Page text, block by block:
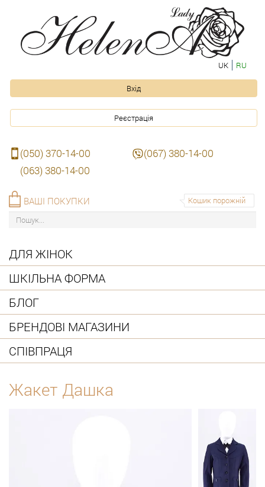
UK RU
Вхід
Реєстрація
(050) 370-14-00
(067) 380-14-00
(063) 380-14-00
Кошик порожній
ВАШІ ПОКУПКИ
ДЛЯ ЖІНОК
ШКІЛЬНА ФОРМА
БЛОГ
БРЕНДОВІ МАГАЗИНИ
СПІВПРАЦЯ
Жакет Дашка